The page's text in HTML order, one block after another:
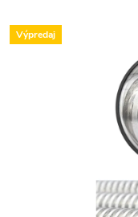
Výpredaj